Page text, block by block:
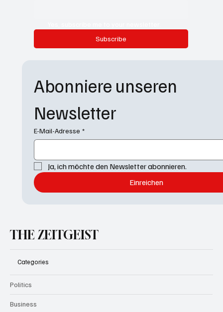
Subscribe
Abonniere unseren
Newsletter
E-Mail-Adresse *
Ja, ich möchte den Newsletter abonnieren.
Einreichen
THE ZEITGEIST
Categories
Politics
Business